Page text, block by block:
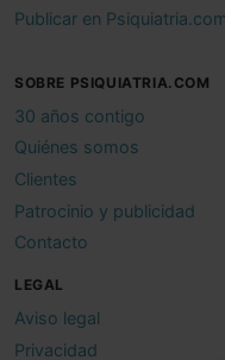
Publicar en Psiquiatria.com
SOBRE PSIQUIATRIA.COM
30 años contigo
Quiénes somos
Clientes
Patrocinio y publicidad
Contacto
LEGAL
Aviso legal
Privacidad